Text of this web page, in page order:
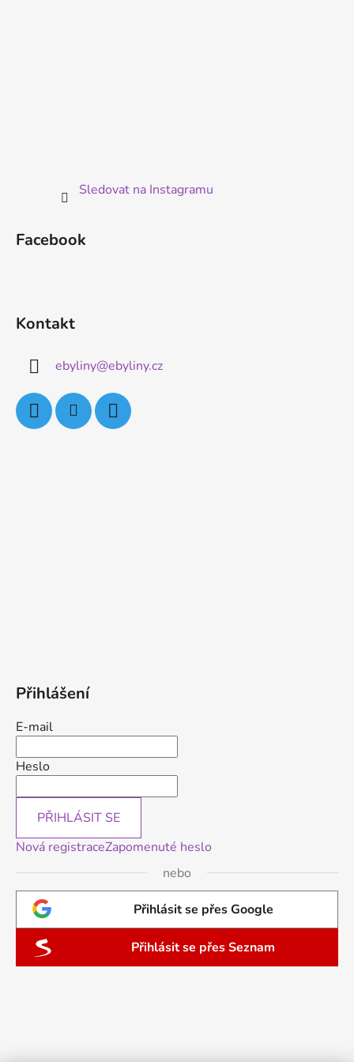
Sledovat na Instagramu
Facebook
Kontakt
ebyliny@ebyliny.cz
Přihlášení
E-mail
Heslo
PŘIHLÁSIT SE
Nová registraceZapomenuté heslo
nebo
Přihlásit se přes Google
Přihlásit se přes Seznam